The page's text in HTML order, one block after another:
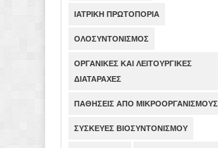
ΙΑΤΡΙΚΗ ΠΡΩΤΟΠΟΡΙΑ
ΟΛΟΣΥΝΤΟΝΙΣΜΟΣ
ΟΡΓΑΝΙΚΕΣ ΚΑΙ ΛΕΙΤΟΥΡΓΙΚΕΣ
ΔΙΑΤΑΡΑΧΕΣ
ΠΑΘΗΣΕΙΣ ΑΠΟ ΜΙΚΡΟΟΡΓΑΝΙΣΜΟΥΣ
ΣΥΣΚΕΥΕΣ ΒΙΟΣΥΝΤΟΝΙΣΜΟΥ